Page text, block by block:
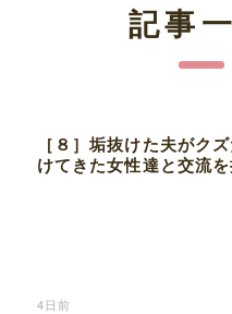
記事
［８］垢抜けた夫がク
けてきた女性達と交流
4日前